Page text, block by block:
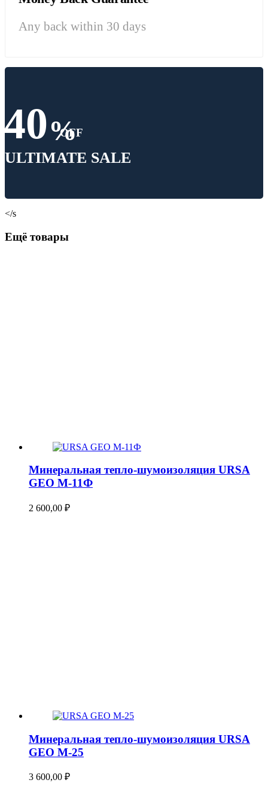
Any back within 30 days
40%
OFF
ULTIMATE SALE
</s
Ещё товары
Минеральная тепло-шумоизоляция URSA
GEO М-11Ф
2 600,00 ₽
Минеральная тепло-шумоизоляция URSA
GEO М-25
3 600,00 ₽